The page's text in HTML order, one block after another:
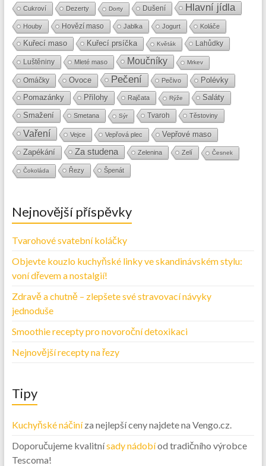
Cukroví Dezerty Dorty Dušení Hlavní jídla
Houby Hovězí maso Jablka Jogurt Koláče
Kuřecí maso Kuřecí prsíčka Květák Lahůdky
Luštěniny Mleté maso Moučníky Mrkev
Omáčky Ovoce Pečení Pečivo Polévky
Pomazánky Přílohy Rajčata Rýže
Saláty
Smažení
Smetana Sýr Tvaroh Těstoviny
Vaření Vejce Vepřová plec
Vepřové maso
Zapékání
Za studena Zelenina Zelí Česnek
Čokoláda Řezy Špenát
Nejnovější příspěvky
Tvarohové svatební koláčky
Objevte kouzlo kuchyňské linky ve skandinávském stylu:
voní dřevem a nostalgií!
Zdravě a chutně – zlepšete své stravovací návyky
jednoduše
Smoothie recepty pro novoroční detoxikaci
Nejnovější recepty na řezy
Tipy
Kuchyňské náčiníza nejlepší ceny najdete na Vengo.cz.
Doporučujeme kvalitnísady nádobíod tradičního výrobce
Tescoma!